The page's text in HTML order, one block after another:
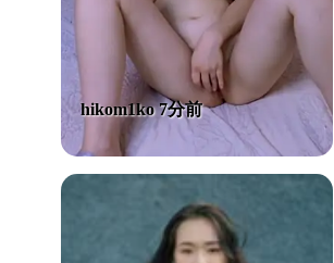
hikom1ko 7分前